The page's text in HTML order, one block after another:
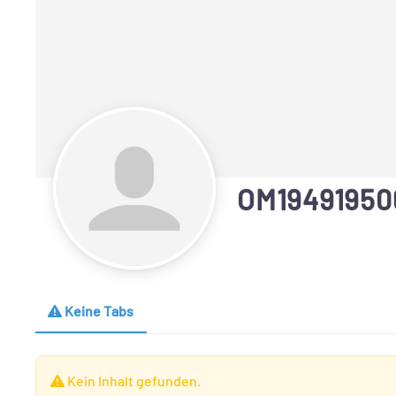
Keine Tabs
Kein Inhalt gefunden.